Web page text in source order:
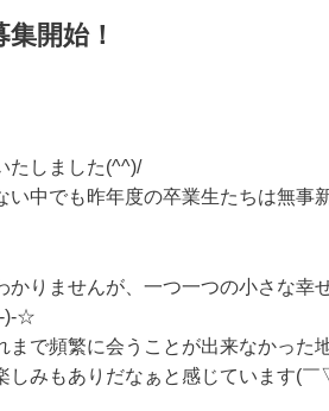
開始！
たしました(^^)/
い中でも昨年度の卒業生たちは無事
かりませんが、一つ一つの小さな幸
)-☆
まで頻繁に会うことが出来なかった
しみもありだなぁと感じています(